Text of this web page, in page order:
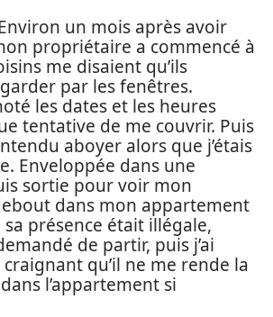
un mois après avoir
propriétaire a commencé à
me disaient qu’ils
par les fenêtres.
les dates et les heures
tentative de me couvrir. Puis
aboyer alors que j’étais
Enveloppée dans une
sortie pour voir mon
dans mon appartement
sa présence était illégale,
de partir, puis j’ai
qu’il ne me rende la
l’appartement si